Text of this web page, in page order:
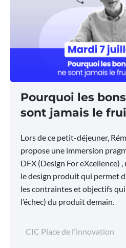
Pourquoi les
sont jamais le
Lors de ce petit-déjeuner,
propose une immersion
DFX (Design For eXcellence)
le design produit qui permet
les contraintes et objectifs
l’échec) du produit demain.
CIC Place de l'innovation